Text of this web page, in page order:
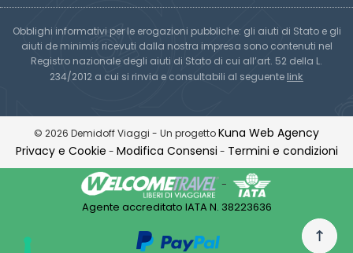
Obblighi informativi per le erogazioni pubbliche: gli aiuti di Stato e gli
aiuti de minimis ricevuti dalla nostra impresa sono contenuti nel
Registro nazionale degli aiuti di Stato di cui all’art. 52 della L.
234/2012 a cui si rinvia e consultabili al seguente link
© 2026 Demidoff Viaggi - Un progettoKuna Web Agency
Privacy e Cookie - Modifica Consensi - Termini e condizioni
-
Agente accreditato IATA N. 38223636